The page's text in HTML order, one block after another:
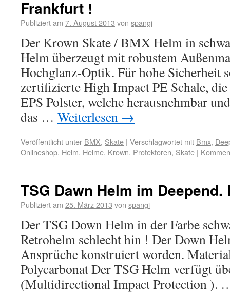
Frankfurt !
Publiziert am 7. August 2013 von spangi
Der Krown Skate / BMX Helm in
Helm überzeugt mit robustem
Hochglanz-Optik. Für hohe Sicherheit
zertifizierte High Impact PE Schale,
EPS Polster, welche herausnehmbar
das … Weiterlesen →
Veröffentlicht unter BMX, Skate | Verschlagwortet mit Bmx,
Onlineshop, Helm, Helme, Krown, Protektoren, Skate |
TSG Dawn Helm im
Publiziert am 25. März 2013 von spangi
Der TSG Down Helm in der Farbe
Retrohelm schlecht hin ! Der Down
Ansprüche konstruiert worden.
Polycarbonat Der TSG Helm verfügt
(Multidirectional Impact Protection ).